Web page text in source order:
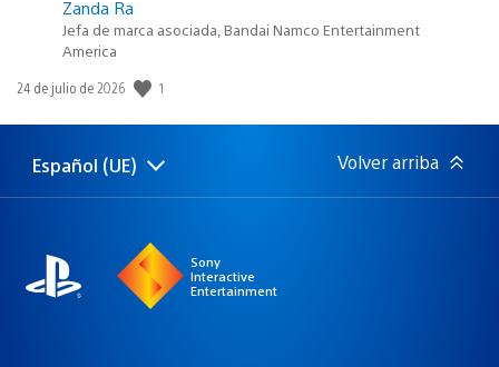
Zanda Ra
Jefa de marca asociada, Bandai Namco Entertainment
America
Fecha
publicación:
24 de julio de 2026 1
Selecciona
una
Región
actual:
Español (UE) Volver arriba
Sony
Interactive
Entertainment